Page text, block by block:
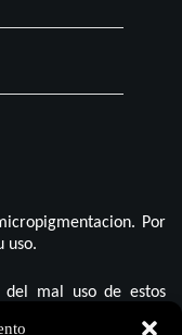
Por
uso.
del mal uso de estos